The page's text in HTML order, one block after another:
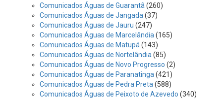
Comunicados Águas de Guarantã (260)
Comunicados Águas de Jangada (37)
Comunicados Águas de Jauru (247)
Comunicados Águas de Marcelândia (165)
Comunicados Águas de Matupá (143)
Comunicados Águas de Nortelândia (85)
Comunicados Águas de Novo Progresso (2)
Comunicados Águas de Paranatinga (421)
Comunicados Águas de Pedra Preta (588)
Comunicados Águas de Peixoto de Azevedo (340)